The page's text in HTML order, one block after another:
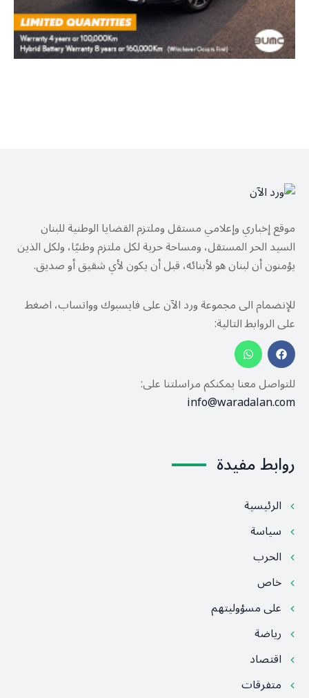
موقع إخباري وإعلامي مستقل وملتزم القضايا الوطنية للبنان
السيد الحر المستقل، ومساحة حرية لكل ملتزم وطنيًا، ولكل الذين
يؤمنون أن لبنان هو لأبنائه، قبل أن يكون لأي شقيق أو صديق.
للإنضمام الى مجموعة ورد الآن على فايسبوك وواتساب، اضغط
على الروابط التالية:
للتواصل معنا يمكنكم مراسلتنا على:
info@waradalan.com
روابط مفيدة
الرئيسية
سياسة
الحرب
خاص
على مسؤوليتهم
رياضة
اقتصاد
متفرقات